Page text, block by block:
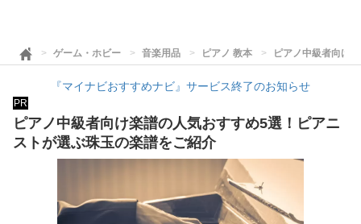
ゲーム・ホビー 音楽用品 ピアノ 教本 ピアノ中級者向け
『マイナビおすすめナビ』サービス終了のお知らせ
PR
ピアノ中級者向け楽譜の人気おすすめ5選！ピアニ
ストが選ぶ珠玉の楽譜をご紹介